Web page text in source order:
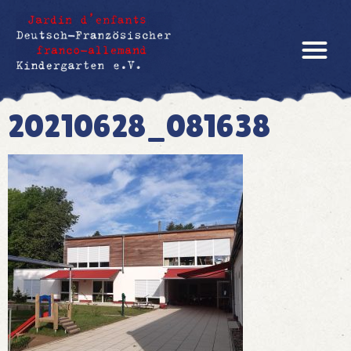
20210628_081638